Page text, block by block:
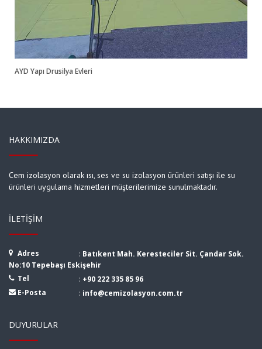
AYD Yapı Drusilya Evleri
HAKKIMIZDA
Cem izolasyon olarak ısı, ses ve su izolasyon ürünleri satışı ile su
ürünleri uygulama hizmetleri müşterilerimize sunulmaktadır.
İLETIŞIM
Adres : Batıkent Mah. Keresteciler Sit. Çandar Sok.
No:10 Tepebaşı Eskişehir
Tel
: +90 222 335 85 96
E-Posta
: info@cemizolasyon.com.tr
DUYURULAR